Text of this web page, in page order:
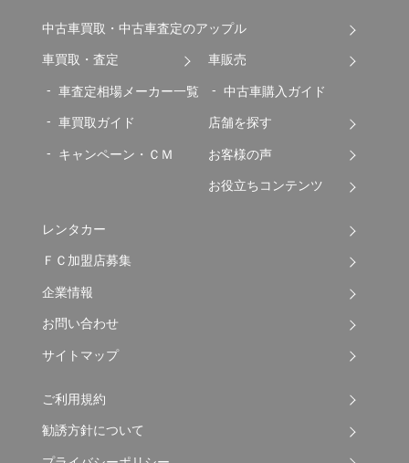
中古車買取・中古車査定のアップル
車買取・査定
車査定相場メーカー一覧
車買取ガイド
キャンペーン・ＣＭ
車販売
中古車購入ガイド
店舗を探す
お客様の声
お役立ちコンテンツ
レンタカー
ＦＣ加盟店募集
企業情報
お問い合わせ
サイトマップ
ご利用規約
勧誘方針について